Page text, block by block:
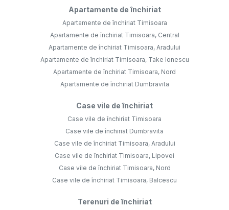
Apartamente de închiriat
Apartamente de închiriat Timisoara
Apartamente de închiriat Timisoara, Central
Apartamente de închiriat Timisoara, Aradului
Apartamente de închiriat Timisoara, Take Ionescu
Apartamente de închiriat Timisoara, Nord
Apartamente de închiriat Dumbravita
Case vile de închiriat
Case vile de închiriat Timisoara
Case vile de închiriat Dumbravita
Case vile de închiriat Timisoara, Aradului
Case vile de închiriat Timisoara, Lipovei
Case vile de închiriat Timisoara, Nord
Case vile de închiriat Timisoara, Balcescu
Terenuri de închiriat